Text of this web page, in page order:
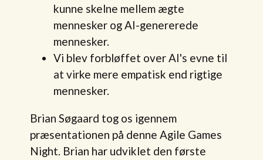
kunne skelne mellem ægte
mennesker og AI-genererede
mennesker.
Vi blev forbløffet over AI's evne til
at virke mere empatisk end rigtige
mennesker.
Brian Søgaard tog os igennem
præsentationen på denne Agile Games
Night. Brian har udviklet den første